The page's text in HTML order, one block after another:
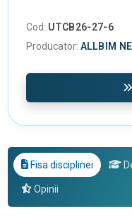
Cod: UTCB26-27-6
Producator: ALLBIM
Fisa disciplinei
Opinii